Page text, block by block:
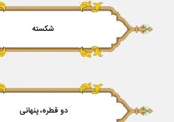
شکسته
دو قطره، پنهانی